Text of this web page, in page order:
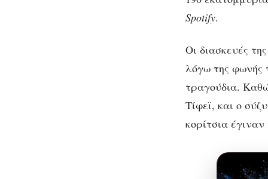
Spotify.
Οι διασκευές
λόγω της φωνής
τραγούδια.
Τίφεϊ, και ο
κορίτσια